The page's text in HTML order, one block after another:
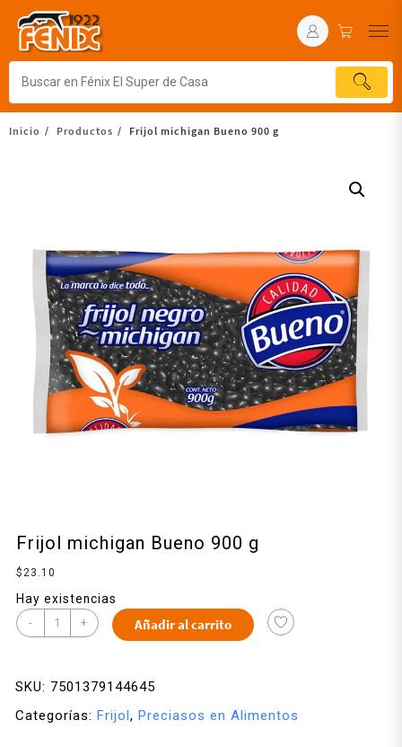
Inicio Productos Frijol michigan Bueno 900 g
Frijol michigan Bueno 900 g
$23.10
Hay existencias
- + Añadir al carrito
SKU: 7501379144645
Categorías: Frijol, Preciasos en Alimentos